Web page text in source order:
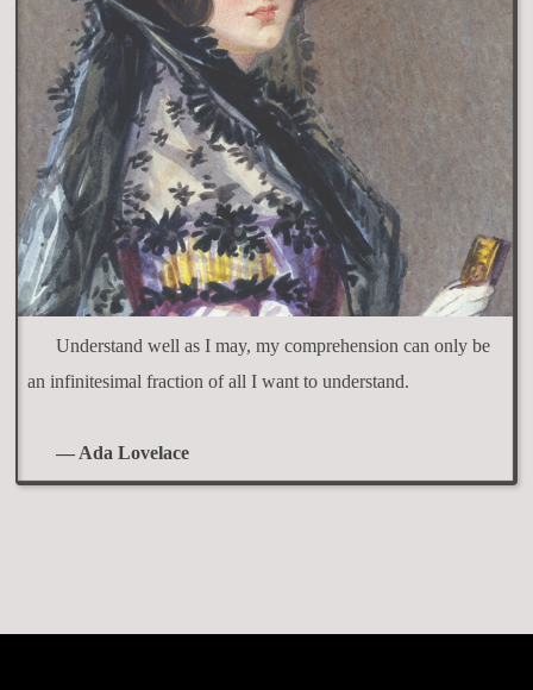
Understand well as I may, my comprehension can only be
an infinitesimal fraction of all I want to understand.
— Ada Lovelace